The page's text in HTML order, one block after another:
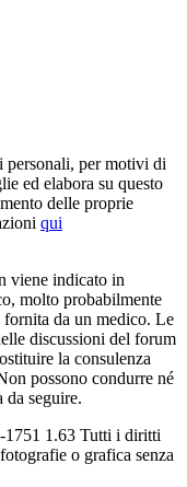
personali, per motivi di
ed elabora su questo
delle proprie
qui
viene indicato in
molto probabilmente
fornita da un medico. Le
discussioni del forum
la consulenza
possono condurre né
da seguire.
1.63 Tutti i diritti
o grafica senza